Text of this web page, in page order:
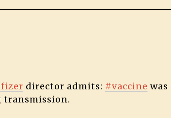
director admits: #vaccine was
transmission.